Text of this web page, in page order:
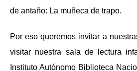
de antaño: La muñeca de trapo.
Por eso queremos invitar a
visitar nuestra sala de lectura
Instituto Autónomo Biblioteca